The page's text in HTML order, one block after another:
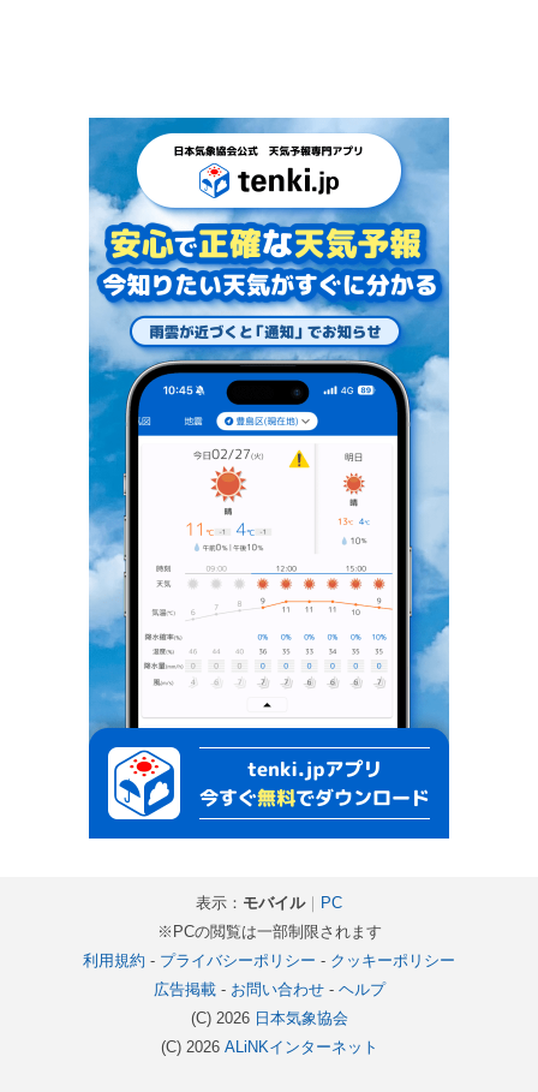
表示： モバイル｜ PC
※PCの閲覧は一部制限されます
利用規約 - プライバシーポリシー - クッキーポリシー
広告掲載- お問い合わせ- ヘルプ
(C) 2026 日本気象協会
(C) 2026 ALiNKインターネット